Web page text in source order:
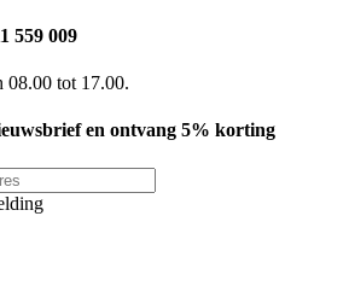
559 009
08.00 tot 17.00.
en ontvang 5% korting